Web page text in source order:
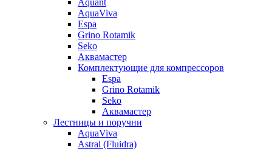
Aquant
AquaViva
Espa
Grino Rotamik
Seko
Аквамастер
Комплектующие для компрессоров
Espa
Grino Rotamik
Seko
Аквамастер
Лестницы и поручни
AquaViva
Astral (Fluidra)